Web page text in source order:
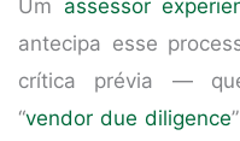
Um assessor
antecipa esse
crítica prévia —
“vendor due diligence